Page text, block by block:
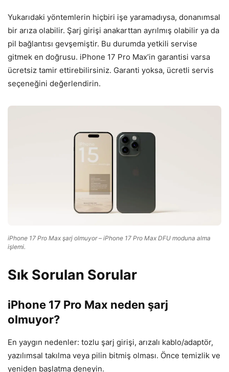
Yukarıdaki yöntemlerin hiçbiri işe yaramadıysa, donanımsal
bir arıza olabilir. Şarj girişi anakarttan ayrılmış olabilir ya da
pil bağlantısı gevşemiştir. Bu durumda yetkili servise
gitmek en doğrusu. iPhone 17 Pro Max’in garantisi varsa
ücretsiz tamir ettirebilirsiniz. Garanti yoksa, ücretli servis
seçeneğini değerlendirin.
iPhone 17 Pro Max şarj olmuyor – iPhone 17 Pro Max DFU moduna alma
işlemi.
Sık Sorulan Sorular
iPhone 17 Pro Max neden şarj
olmuyor?
En yaygın nedenler: tozlu şarj girişi, arızalı kablo/adaptör,
yazılımsal takılma veya pilin bitmiş olması. Önce temizlik ve
yeniden başlatma deneyin.